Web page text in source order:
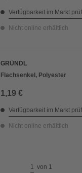
Verfügbarkeit im Markt
Nicht online erhältlich
GRÜNDL
Flachsenkel, Polyester
1,19 €
Verfügbarkeit im Markt
Nicht online erhältlich
1 von 1